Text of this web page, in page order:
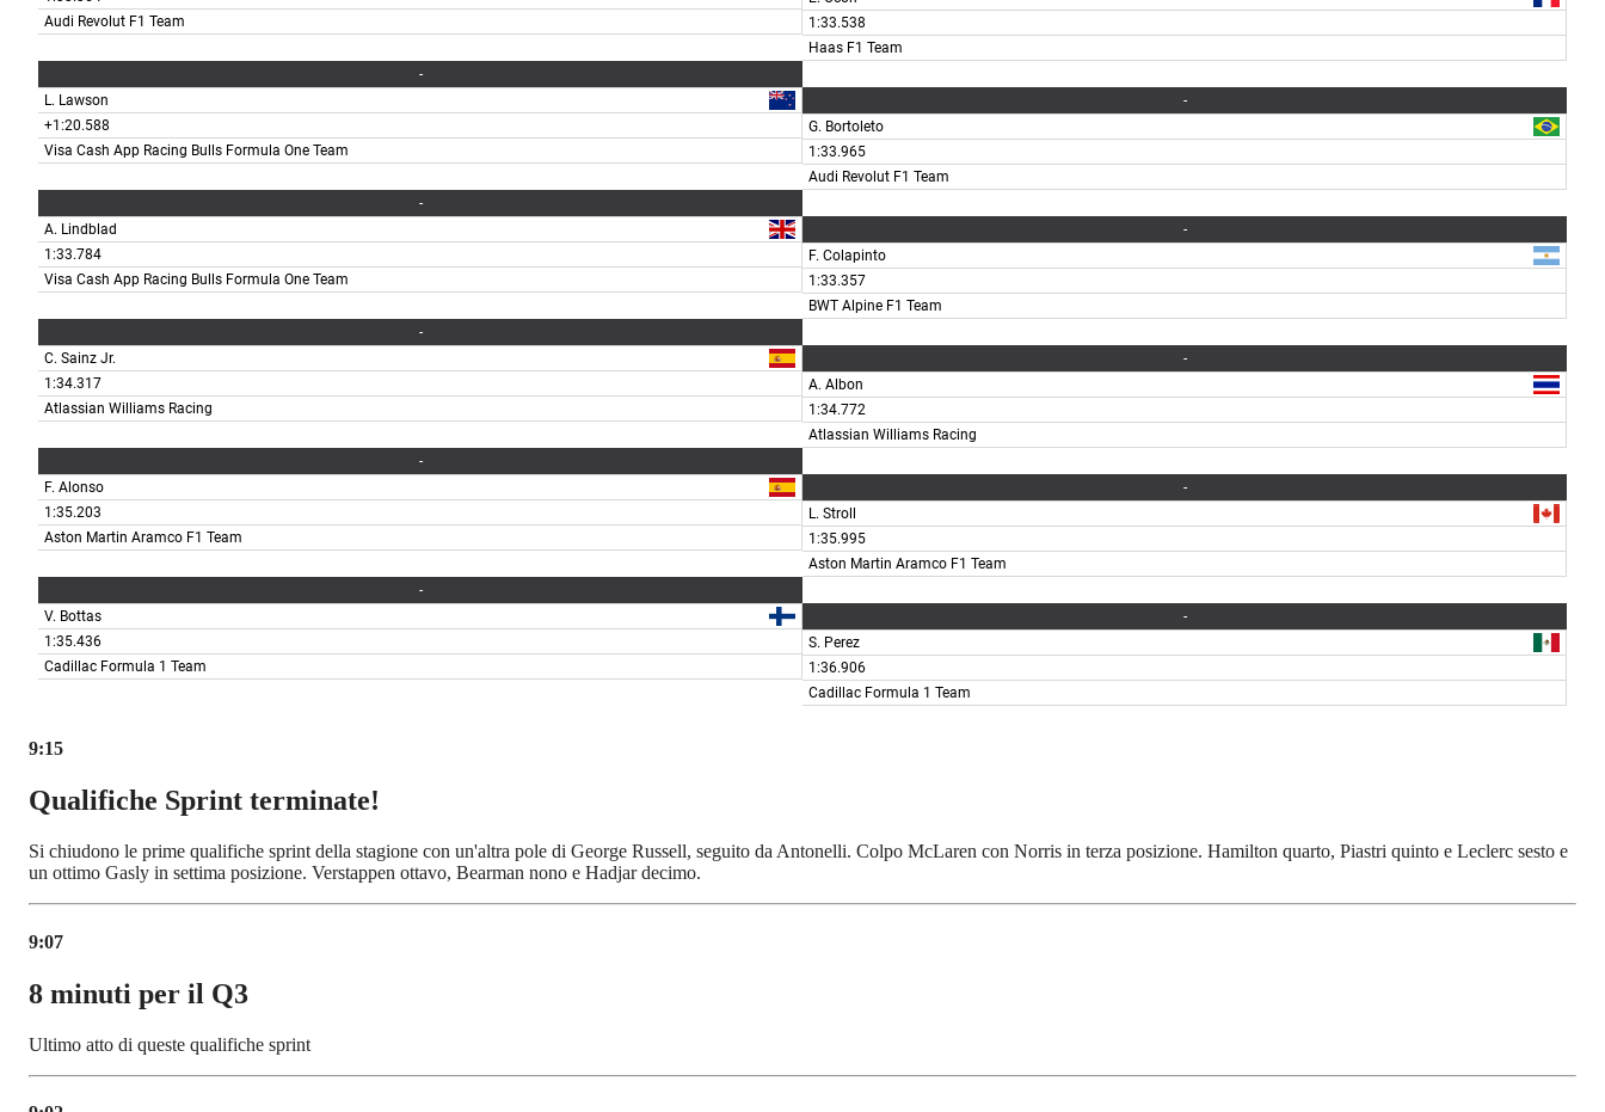
9:15
Qualifiche Sprint terminate!
Si chiudono le prime qualifiche sprint della stagione con un'altra pole di George Russell, seguito da Antonelli. Colpo McLaren con Norris in terza posizione. Hamilton quarto, Piastri quinto e Leclerc sesto e
un ottimo Gasly in settima posizione. Verstappen ottavo, Bearman nono e Hadjar decimo.
9:07
8 minuti per il Q3
Ultimo atto di queste qualifiche sprint